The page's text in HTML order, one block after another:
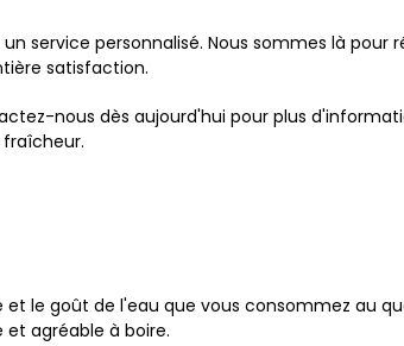
service personnalisé. Nous sommes là pour
satisfaction.
nous dès aujourd'hui pour plus
le goût de l'eau que vous consommez au
agréable à boire.